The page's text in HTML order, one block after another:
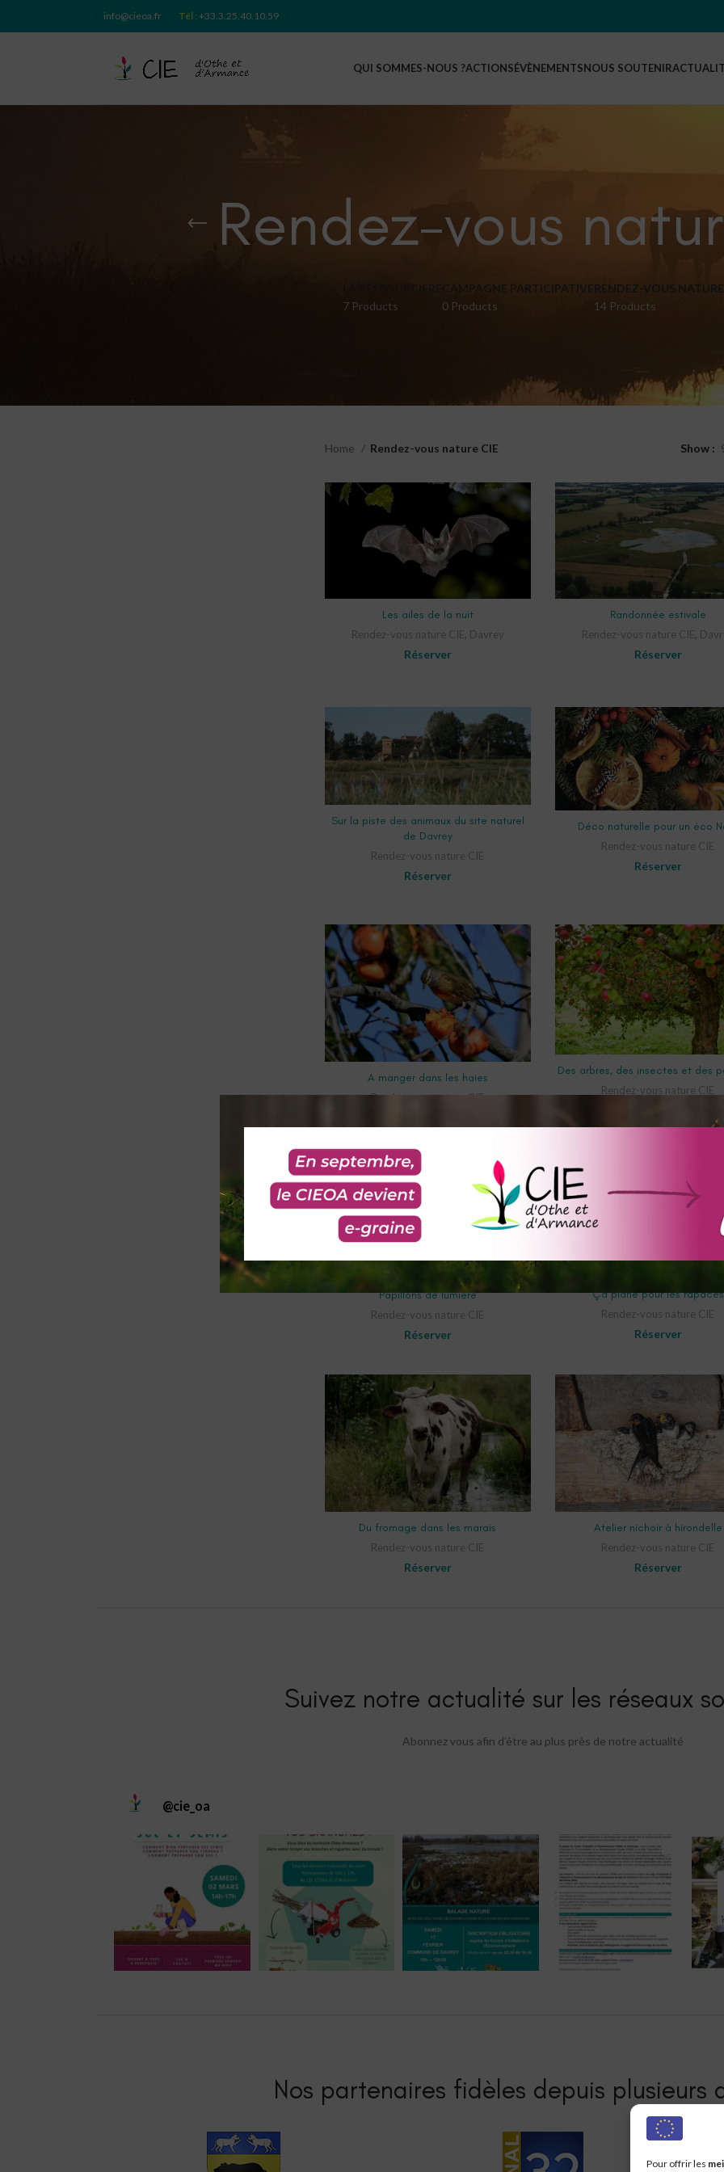
Pour offrir les
info@cieoa.fr Tél : +33.3.25.40.10.59
QUI SOMMES-NOUS ?ACTIONSÉVÈNEMENTSNOUS SOUTENIR
Rendez-vous
7 Products
CAMPAGNE PARTICIPATIVE
0 Products
RENDEZ-VOUS
14 Products
Home Rendez-vous nature CIE Show
Les ailes de la nuit
Rendez-vous nature CIE, Davrey
Réserver
Randonnée estivale
Rendez-vous nature CIE,
Réserver
Sur la piste des animaux du site naturel
de Davrey
Rendez-vous nature CIE
Réserver
SELECT OPTIONS
Déco naturelle pour un éco
Rendez-vous nature CIE
Réserver
SELECT OPTIONS
A manger dans les haies
Rendez-vous nature CIE
Des arbres, des insectes et des
Rendez-vous nature CIE
SELECT OPTIONS
Papillons de lumière
Rendez-vous nature CIE
Réserver
Ça plane pour les rapaces
Rendez-vous nature CIE
Réserver
SELECT OPTIONS
Du fromage dans les marais
Rendez-vous nature CIE
Réserver
SELECT OPTIONS
Atelier nichoir à hirondelle
Rendez-vous nature CIE
Réserver
Suivez notre actualité sur les réseaux
Abonnez vous afin d’être au plus près de notre actualité
@cie_oa
Nos partenaires fidèles depuis plusieurs